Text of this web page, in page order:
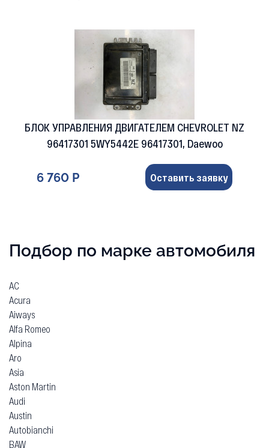
БЛОК УПРАВЛЕНИЯ ДВИГАТЕЛЕМ CHEVROLET NZ
96417301 5WY5442E 96417301, Daewoo
6 760 Р Оставить заявку
Подбор по марке автомобиля
AC
Acura
Aiways
Alfa Romeo
Alpina
Aro
Asia
Aston Martin
Audi
Austin
Autobianchi
BAW